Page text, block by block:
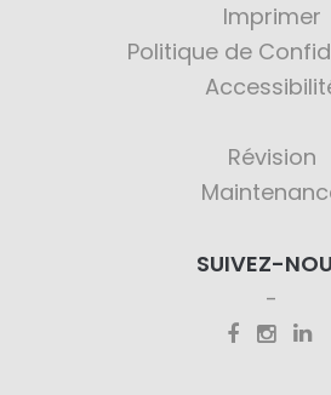
Imprimer
Politique de
Révision
SUIVEZ-